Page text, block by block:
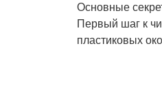
Основные
Первый шаг к
пластиковых